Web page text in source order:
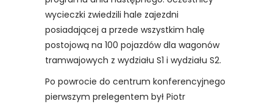
wycieczki zwiedzili hale zajezdni
posiadającej a przede wszystkim halę
postojową na 100 pojazdów dla wagonów
tramwajowych z wydziału S1 i wydziału S2.
Po powrocie do centrum konferencyjnego
pierwszym prelegentem był Piotr